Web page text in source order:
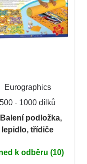
Eurographics
500 - 1000 dílků
podložka,
lepidlo, třídiče
k odběru (10)